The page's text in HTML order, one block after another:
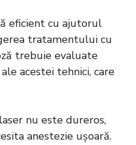
eficient cu ajutorul
tratamentului cu
trebuie evaluate
acestei tehnici, care
nu este dureros,
anestezie ușoară.